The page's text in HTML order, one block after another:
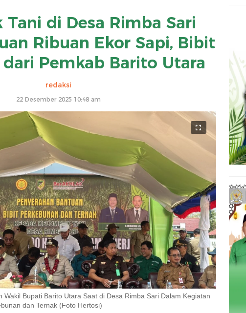
di Desa Rimba Sari
Ribuan Ekor Sapi, Bibit
Pemkab Barito Utara
redaksi
22 Desember 2025 10:48 am
Wakil Bupati Barito Utara Saat di Desa Rimba Sari Dalam Kegiatan
dan Ternak (Foto Hertosi)